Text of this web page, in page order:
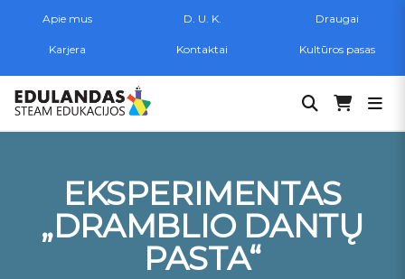
Apie mus D. U. K. Draugai
Karjera Kontaktai Kultūros pasas
EKSPERIMENTAS
„DRAMBLIO DANTŲ
PASTA“